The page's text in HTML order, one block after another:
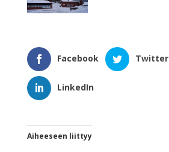
Facebook Twitter
LinkedIn
Aiheeseen liittyy